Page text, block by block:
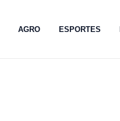
AGRO ESPORTES